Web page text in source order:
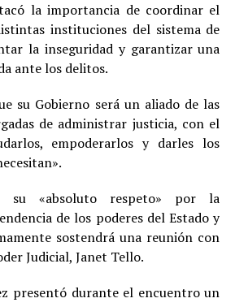
la importancia de coordinar el
instituciones del sistema de
la inseguridad y garantizar una
ante los delitos.
su Gobierno será un aliado de las
de administrar justicia, con el
empoderarlos y darles los
su «absoluto respeto» por la
de los poderes del Estado y
sostendrá una reunión con
Judicial, Janet Tello.
presentó durante el encuentro un